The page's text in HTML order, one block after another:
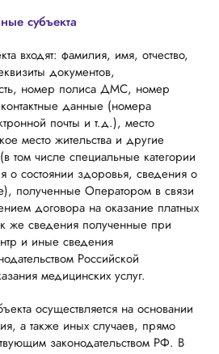
субъекта
входят: фамилия, имя, отчество,
документов,
номер полиса ДМС, номер
данные (номера
почты и т.д.), место
место жительства и другие
том числе специальные категории
о состоянии здоровья, сведения о
полученные Оператором в связи
договора на оказание платных
же сведения полученные при
и иные сведения
Российской
медицинских услуг.
осуществляется на основании
а также иных случаев, прямо
законодательством РФ. В